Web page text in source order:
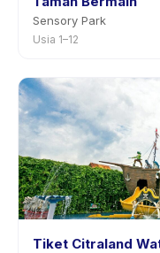
Sensory Park
Usia 1–12
Tiket Citraland